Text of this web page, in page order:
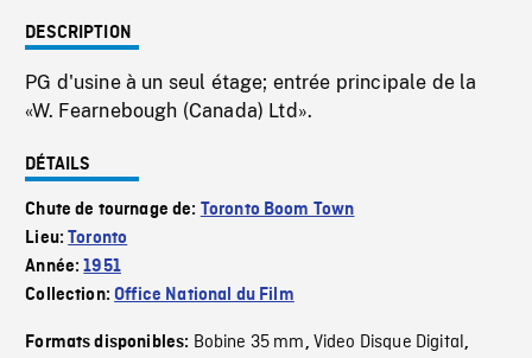
DESCRIPTION
PG d'usine à un seul étage; entrée principale de la
«W. Fearnebough (Canada) Ltd».
DÉTAILS
Chute de tournage de: Toronto Boom Town
Lieu:Toronto
Année:1951
Collection:Office National du Film
Formats disponibles: Bobine 35 mm, Video Disque Digital,